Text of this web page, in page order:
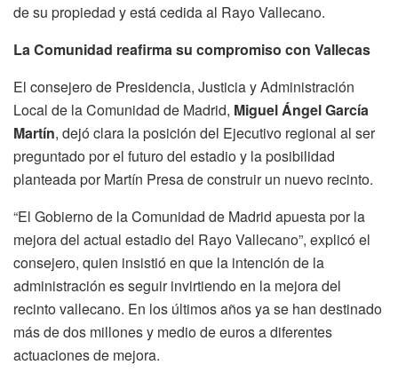
de su propiedad y está cedida al Rayo Vallecano.
La Comunidad reafirma su compromiso con Vallecas
El consejero de Presidencia, Justicia y Administración
Local de la Comunidad de Madrid, Miguel Ángel García
Martín, dejó clara la posición del Ejecutivo regional al ser
preguntado por el futuro del estadio y la posibilidad
planteada por Martín Presa de construir un nuevo recinto.
“El Gobierno de la Comunidad de Madrid apuesta por la
mejora del actual estadio del Rayo Vallecano”, explicó el
consejero, quien insistió en que la intención de la
administración es seguir invirtiendo en la mejora del
recinto vallecano. En los últimos años ya se han destinado
más de dos millones y medio de euros a diferentes
actuaciones de mejora.